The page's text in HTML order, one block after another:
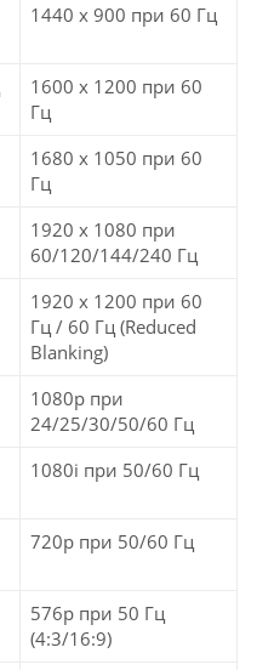
1440 x 900 при 60 Гц
1600 x 1200 при 60
Гц
1680 x 1050 при 60
Гц
1920 x 1080 при
60/120/144/240 Гц
1920 x 1200 при 60
Гц / 60 Гц (Reduced
Blanking)
1080p при
24/25/30/50/60 Гц
1080i при 50/60 Гц
720p при 50/60 Гц
576p при 50 Гц
(4:3/16:9)